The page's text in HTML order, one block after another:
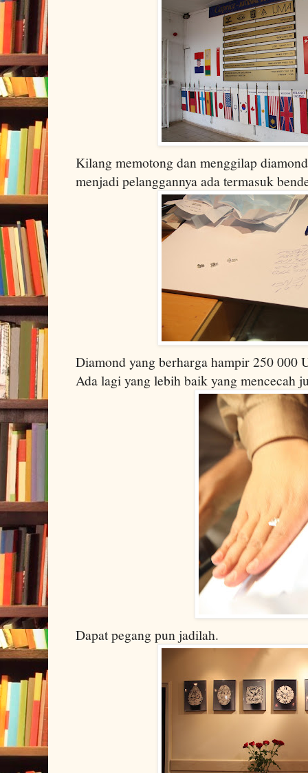
Kilang memotong dan menggilap
menjadi pelanggannya ada termasuk
Diamond yang berharga hampir 250 000
Ada lagi yang lebih baik yang mencecah
Dapat pegang pun jadilah.